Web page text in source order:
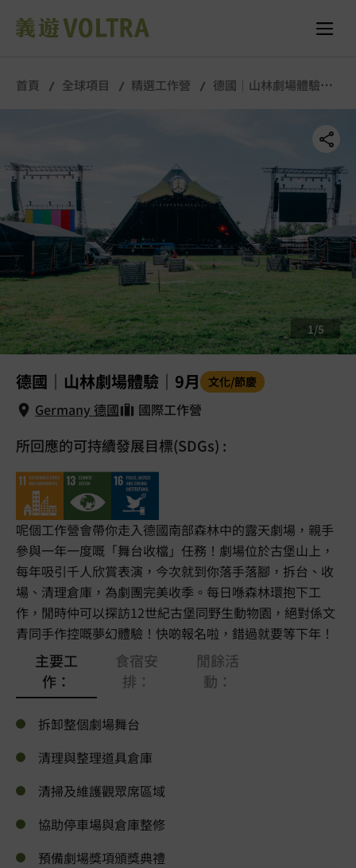
首頁 全球項目 精選工作營
德國｜山林劇場體驗｜9
德國｜山林劇場體驗｜9月 文化/節慶
Germany 德國 國際工作營
1/5
所回應的可持續發展目標(SDGs) :
呢個工作營會帶你走入德國南部森林中的露天劇場，親手
參與一年一度嘅「舞台收檔」任務！劇場位於古堡山上，
每年吸引千人欣賞表演，今次就到你落手落腳，拆台、收
場、清理倉庫，為劇團完美收季。每日喺森林環抱下工
作，閒時仲可以探訪12世紀古堡同野生動物園，絕對係文
青同手作控嘅夢幻體驗！快啲報名啦，錯過就要等下年！
主要工
作：
食宿安
排：
閒餘活
動：
拆卸整個劇場舞台
清理與整理道具倉庫
清掃及維護觀眾席區域
協助停車場與倉庫整修
預備劇場獎項頒獎典禮
舉行城市/地點 (只供參考)
Germany 德國